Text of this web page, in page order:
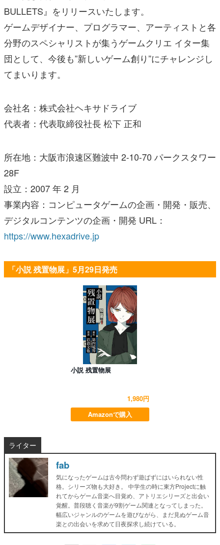
BULLETS』をリリースいたします。
ゲームデザイナー、プログラマー、アーティストと各
分野のスペシャリストが集うゲームクリエ イター集
団として、今後も”新しいゲーム創り”にチャレンジし
てまいります。
会社名：株式会社ヘキサドライブ
代表者：代表取締役社長 松下 正和
所在地：大阪市浪速区難波中 2-10-70 パークスタワー
28F
設立：2007 年 2 月
事業内容：コンピュータゲームの企画・開発・販売、
デジタルコンテンツの企画・開発 URL：
https://www.hexadrive.jp
「小説 残置物展」5月29日発売
小説 残置物展
1,980円
Amazonで購入
ライター
fab
気になったゲームは古今問わず遊ばずにはいられない性
格。シリーズ物も大好き。 中学生の時に東方Projectに触
れてからゲーム音楽へ目覚め、アトリエシリーズと出会い
覚醒。普段聴く音楽が9割ゲーム関連となってしまった。
幅広いジャンルのゲームを遊びながら、まだ見ぬゲーム音
楽との出会いを求めて日夜探求し続けている。